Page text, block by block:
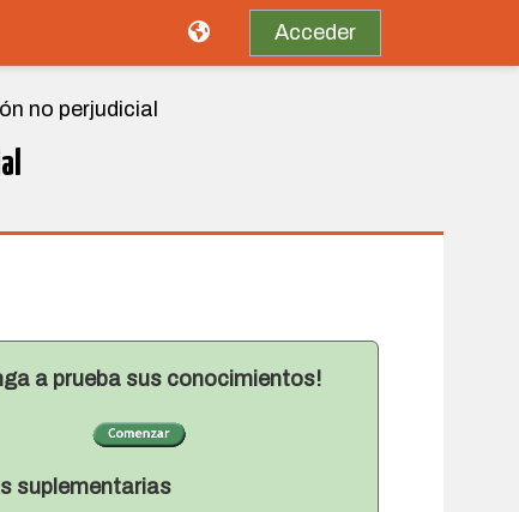
Acceder
no perjudicial
a prueba sus conocimientos!
suplementarias